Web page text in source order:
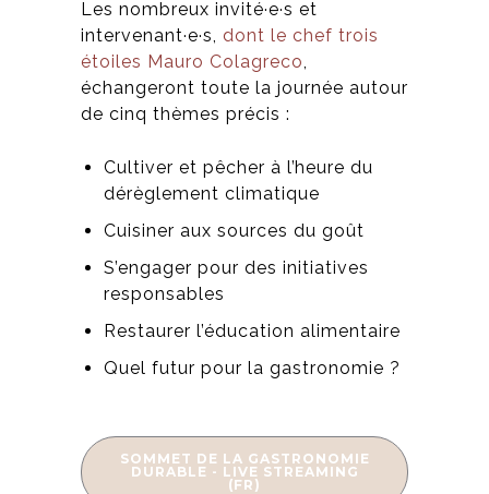
Les nombreux invité·e·s et
intervenant·e·s, dont le chef trois
étoiles Mauro Colagreco
échangeront toute la journée autour
de cinq thèmes précis :
Cultiver et pêcher à l’heure du
dérèglement climatique
Cuisiner aux sources du goût
S’engager pour des initiatives
responsables
Restaurer l’éducation alimentaire
Quel futur pour la gastronomie ?
SOMMET DE LA GASTRONOMIE
DURABLE - LIVE STREAMING
(FR)